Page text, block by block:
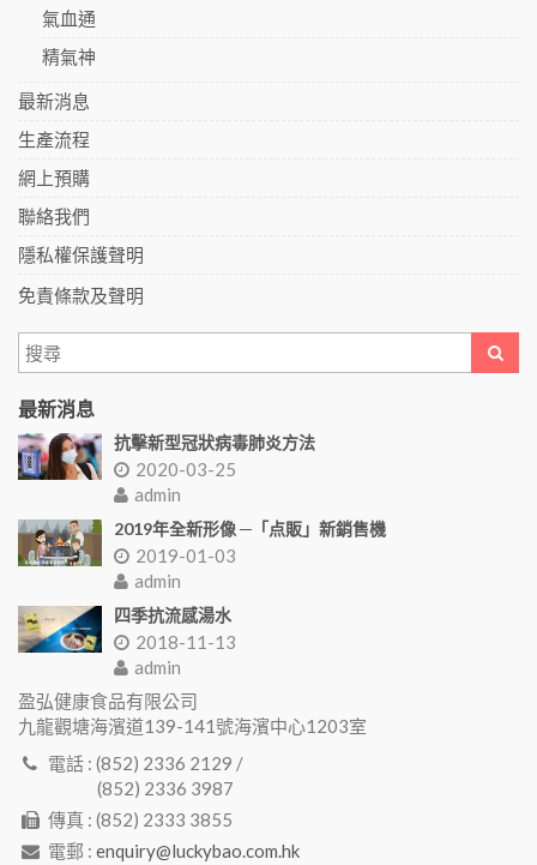
氣血通
精氣神
最新消息
生產流程
網上預購
聯絡我們
隱私權保護聲明
免責條款及聲明
最新消息
抗擊新型冠狀病毒肺炎方法
2020-03-25
admin
2019年全新形像 ─「点販」新銷售機
2019-01-03
admin
四季抗流感湯水
2018-11-13
admin
盈弘健康食品有限公司
九龍觀塘海濱道139-141號海濱中心1203室
電話 : (852) 2336 2129 /
(852) 2336 3987
傳真 : (852) 2333 3855
電郵 : enquiry@luckybao.com.hk